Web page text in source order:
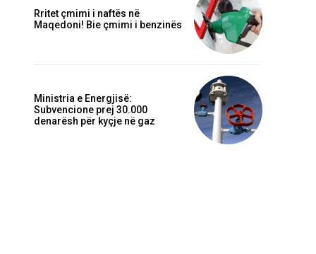
Rritet çmimi i naftës në
Maqedoni! Bie çmimi i benzinës
Ministria e Energjisë:
Subvencione prej 30.000
denarësh për kyçje në gaz